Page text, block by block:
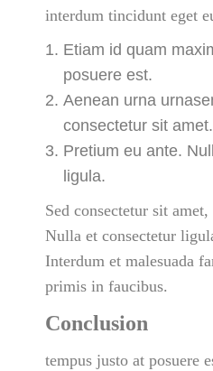
interdum tincidunt eget
Etiam id quam
posuere est.
Aenean urna
consectetur sit amet.
Pretium eu ante.
ligula.
Sed consectetur sit
Nulla et consectetur
Interdum et malesuada
primis in faucibus.
Conclusion
tempus justo at posuere